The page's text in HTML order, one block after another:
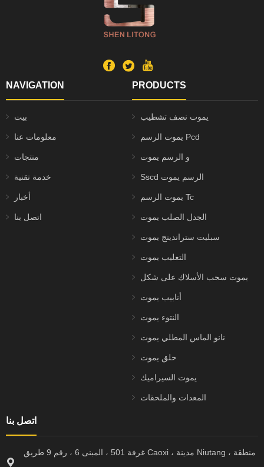
NAVIGATION
بيت
معلومات عنا
منتجات
خدمة تقنية
أخبار
اتصل بنا
PRODUCTS
يموت نصف تشطيب
يموت الرسم Pcd
و الرسم يموت
Sscd الرسم يموت
يموت الرسم Tc
الجدل الصلب يموت
سبليت ستراندينج يموت
التعليب يموت
يموت سحب الأسلاك على شكل
أنابيب يموت
النتوء يموت
نانو الماس المطلي يموت
حلق يموت
يموت السيراميك
المعدات والملحقات
اتصل بنا
غرفة 501 ، المبنى 6 ، رقم 9 طريق Caoxi ، مدينة Niutang ، منطقة